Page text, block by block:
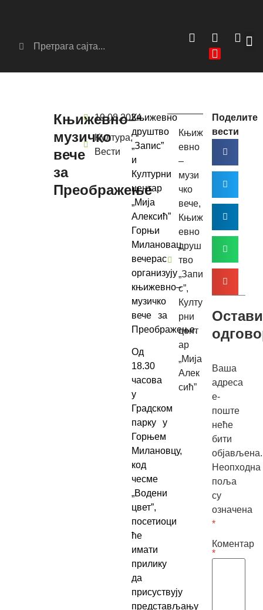
Књижевно–
музичко
вече
за
Преображење
19.08.2024.
Kултура,
Вести
Књижевно
друштво
„Запис”
и
Културни
центар
„Мија
Алексић”
Горњи
Милановац
вечерас
организују
књижевно–
музичко
вече за
Преображење.
Од
18.30
часова
у
Градском
парку у
Горњем
Милановцу,
код
чесме
„Водени
цвет”,
посетиоци
ће
имати
прилику
да
присуствују
представљању
Књиж
евно
–
музи
чко
вече,
Књиж
евно
друш
тво
„Запи
с”,
Култу
рни
цент
ар
„Мија
Алек
сић”
Поделите
вести
Ваша
адреса
е-
поште
неће
бити
објављена.
Неопходна
поља
су
означена
*
Коментар
*